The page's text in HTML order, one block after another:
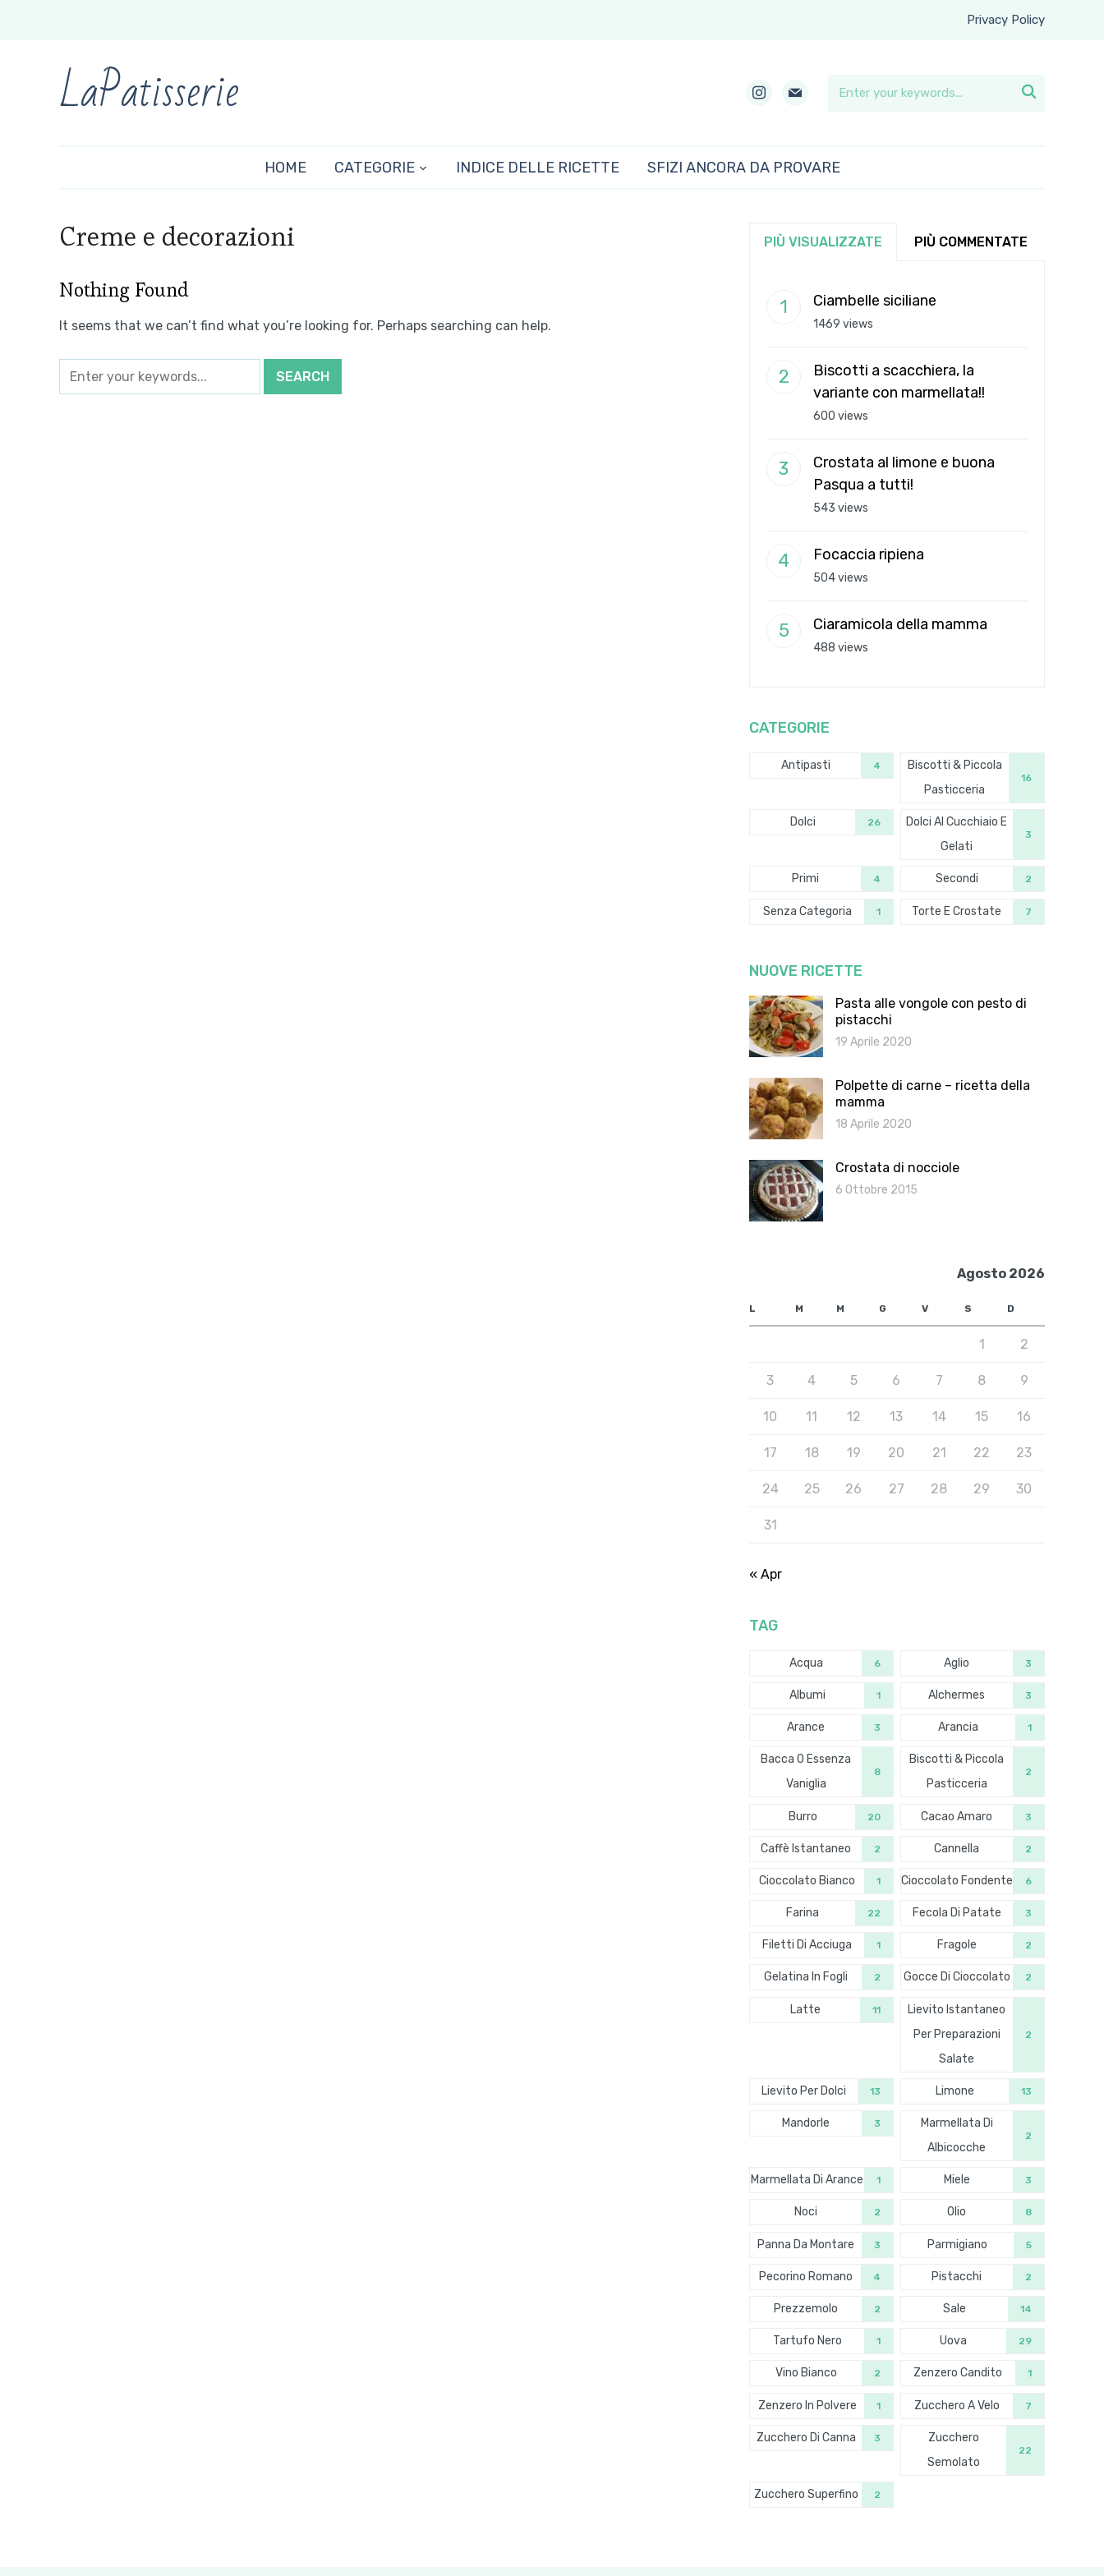
Privacy Policy
LaPatisserie instagram
mail 
HOME CATEGORIE INDICE DELLE RICETTE SFIZI ANCORA DA PROVARE
Creme e decorazioni
Nothing Found
It seems that we can’t find what you’re looking for. Perhaps searching can help.
PIÙ VISUALIZZATE PIÙ COMMENTATE
Ciambelle siciliane
1469 views
Biscotti a scacchiera, la
variante con marmellata!!
600 views
Crostata al limone e buona
Pasqua a tutti!
543 views
Focaccia ripiena
504 views
Ciaramicola della mamma
488 views
CATEGORIE
Antipasti 4
Biscotti & Piccola
Pasticceria
16
Dolci 26
Dolci Al Cucchiaio E
Gelati
3
Primi 4 Secondi 2
Senza Categoria 1 Torte E Crostate 7
NUOVE RICETTE
Pasta alle vongole con pesto di
pistacchi
19 Aprile 2020
Polpette di carne – ricetta della
mamma
18 Aprile 2020
Crostata di nocciole
6 Ottobre 2015
Agosto 2026
L M M G V S D
1 2
3 4 5 6 7 8 9
10 11 12 13 14 15 16
17 18 19 20 21 22 23
24 25 26 27 28 29 30
31
« Apr
TAG
Acqua 6 Aglio 3
Albumi 1 Alchermes 3
Arance 3 Arancia 1
Bacca O Essenza
Vaniglia
8
Biscotti & Piccola
Pasticceria
2
Burro 20 Cacao Amaro 3
Caffè Istantaneo 2 Cannella 2
Cioccolato Bianco 1 Cioccolato Fondente 6
Farina 22 Fecola Di Patate 3
Filetti Di Acciuga 1 Fragole 2
Gelatina In Fogli 2 Gocce Di Cioccolato 2
Latte 11
Lievito Istantaneo
Per Preparazioni
Salate
2
Lievito Per Dolci 13 Limone 13
Mandorle 3
Marmellata Di
Albicocche
2
Marmellata Di Arance 1 Miele 3
Noci 2 Olio 8
Panna Da Montare 3 Parmigiano 5
Pecorino Romano 4 Pistacchi 2
Prezzemolo 2 Sale 14
Tartufo Nero 1 Uova 29
Vino Bianco 2 Zenzero Candito 1
Zenzero In Polvere 1 Zucchero A Velo 7
Zucchero Di Canna 3
Zucchero
Semolato
22
Zucchero Superfino 2